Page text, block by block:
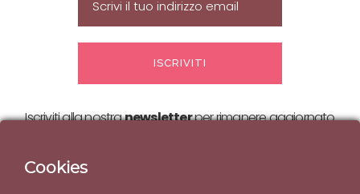
Iscriviti alla nostranewsletterper rimanere aggiornato
Cookies